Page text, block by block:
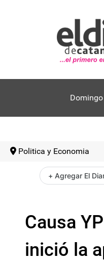
Politica y Economia
+ Agregar El
Causa
inició la